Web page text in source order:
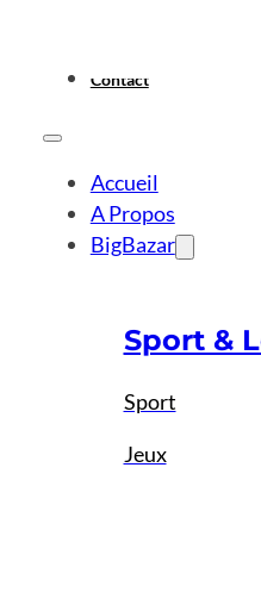
Contact
Accueil
A Propos
BigBazar
Sport &
Sport
Jeux